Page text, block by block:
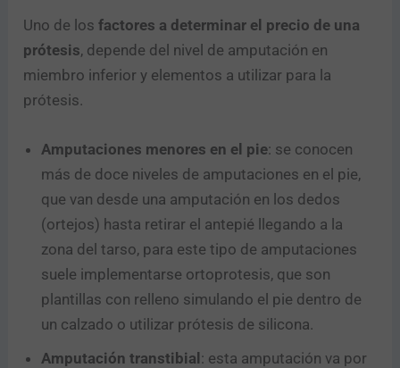
Uno de los factores a determinar el precio de una
prótesis, depende del nivel de amputación en
miembro inferior y elementos a utilizar para la
prótesis.
Amputaciones menores en el pie: se conocen
más de doce niveles de amputaciones en el pie,
que van desde una amputación en los dedos
(ortejos) hasta retirar el antepié llegando a la
zona del tarso, para este tipo de amputaciones
suele implementarse ortoprotesis, que son
plantillas con relleno simulando el pie dentro de
un calzado o utilizar prótesis de silicona.
Amputación transtibial : esta amputación va por